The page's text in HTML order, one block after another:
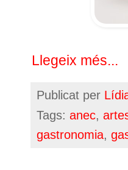
Llegeix més...
Publicat per
Tags: anec,
gastronomia,